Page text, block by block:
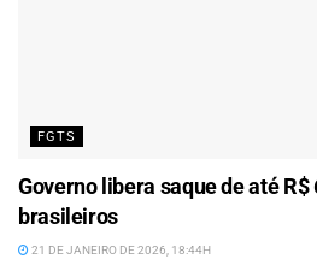
FGTS
Governo libera saque de até
brasileiros
21 DE JANEIRO DE 2026, 18:44H